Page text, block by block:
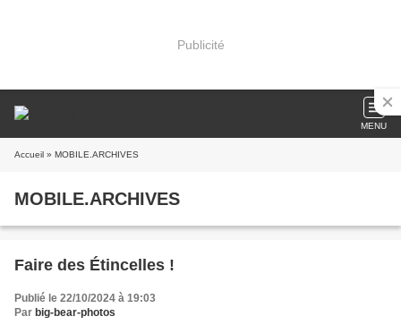
Publicité
MENU
Accueil » MOBILE.ARCHIVES
MOBILE.ARCHIVES
Faire des Étincelles !
Publié le 22/10/2024 à 19:03
Par big-bear-photos